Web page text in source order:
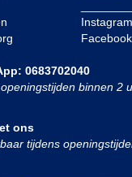
Instagram
Facebook
0683702040
binnen 2
ons
tijdens